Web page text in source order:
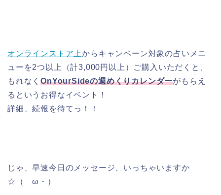
オンラインストア上からキャンペーン対象の占いメニ
ューを2つ以上（計3,000円以上）ご購入いただくと、
もれなくOnYourSideの週めくりカレンダーがもらえ
るというお得なイベント！
詳細、続報を待てっ！！
じゃ、早速今日のメッセージ、いっちゃいますか
☆（ゝω・）